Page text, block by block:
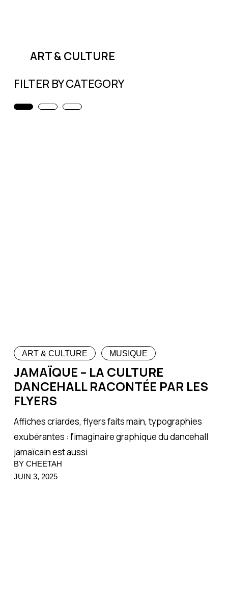
ART & CULTURE
FILTER BY CATEGORY
ART & CULTURE MUSIQUE
JAMAÏQUE – LA CULTURE
DANCEHALL RACONTÉE PAR LES
FLYERS
Affiches criardes, flyers faits main, typographies
exubérantes : l’imaginaire graphique du dancehall
jamaïcain est aussi
BY CHEETAH
JUIN 3, 2025